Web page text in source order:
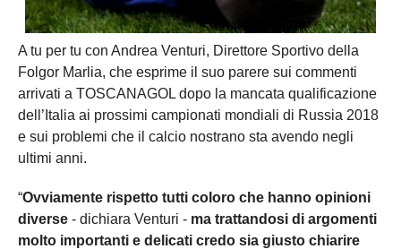
A tu per tu con Andrea Venturi, Direttore Sportivo della
Folgor Marlia, che esprime il suo parere sui commenti
arrivati a TOSCANAGOL dopo la mancata qualificazione
dell’Italia ai prossimi campionati mondiali di Russia 2018
e sui problemi che il calcio nostrano sta avendo negli
ultimi anni.
“Ovviamente rispetto tutti coloro che hanno opinioni
diverse - dichiara Venturi - ma trattandosi di argomenti
molto importanti e delicati credo sia giusto chiarire